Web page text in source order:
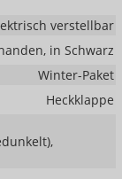
verstellbar
in Schwarz
Winter-Paket
Heckklappe